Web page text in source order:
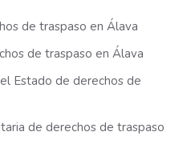
de traspaso en Álava
de traspaso en Álava
Estado de derechos de
de derechos de traspaso